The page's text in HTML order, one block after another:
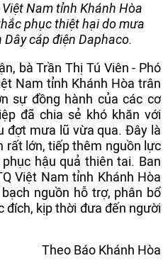
Nam tỉnh Khánh Hòa
phục thiệt hại do mưa
cáp điện Daphaco.
bà Trần Thị Tú Viên - Phó
Nam tỉnh Khánh Hòa trân
sự đồng hành của các cơ
đã chia sẻ khó khăn với
đợt mưa lũ vừa qua. Đây là
rất lớn, tiếp thêm nguồn lực
hậu quả thiên tai. Ban
Việt Nam tỉnh Khánh Hòa
nguồn hỗ trợ, phân bổ
đích, kịp thời đưa đến người
Theo Báo Khánh Hòa